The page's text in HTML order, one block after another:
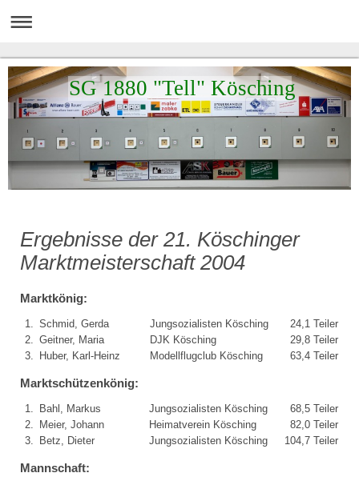
SG 1880 "Tell" Kösching
Ergebnisse der 21. Köschinger
Marktmeisterschaft 2004
Marktkönig:
1. Schmid, Gerda Jungsozialisten Kösching
24,1 Teiler
2. Geitner, Maria DJK Kösching
29,8 Teiler
3.
Huber, Karl-Heinz Modellflugclub Kösching 63,4 Teiler
Marktschützenkönig:
1. Bahl, Markus Jungsozialisten Kösching
68,5 Teiler
2.
Meier, Johann Heimatverein Kösching
82,0 Teiler
3.
Betz, Dieter Jungsozialisten Kösching 104,7 Teiler
Mannschaft: